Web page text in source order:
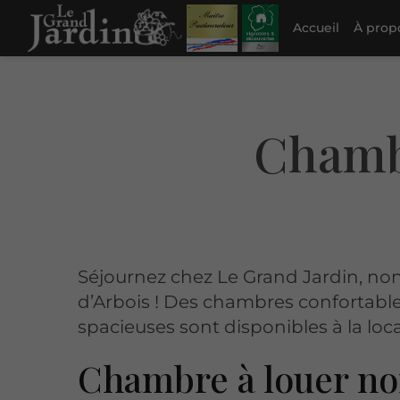
Accueil À
Séjournez chez Le Grand Jardin,
d’Arbois ! Des chambres
spacieuses sont disponibles à la
Chambre à louer